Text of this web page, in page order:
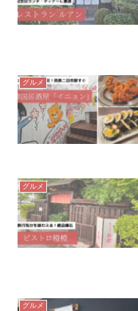
グルメ
グルメ
グルメ